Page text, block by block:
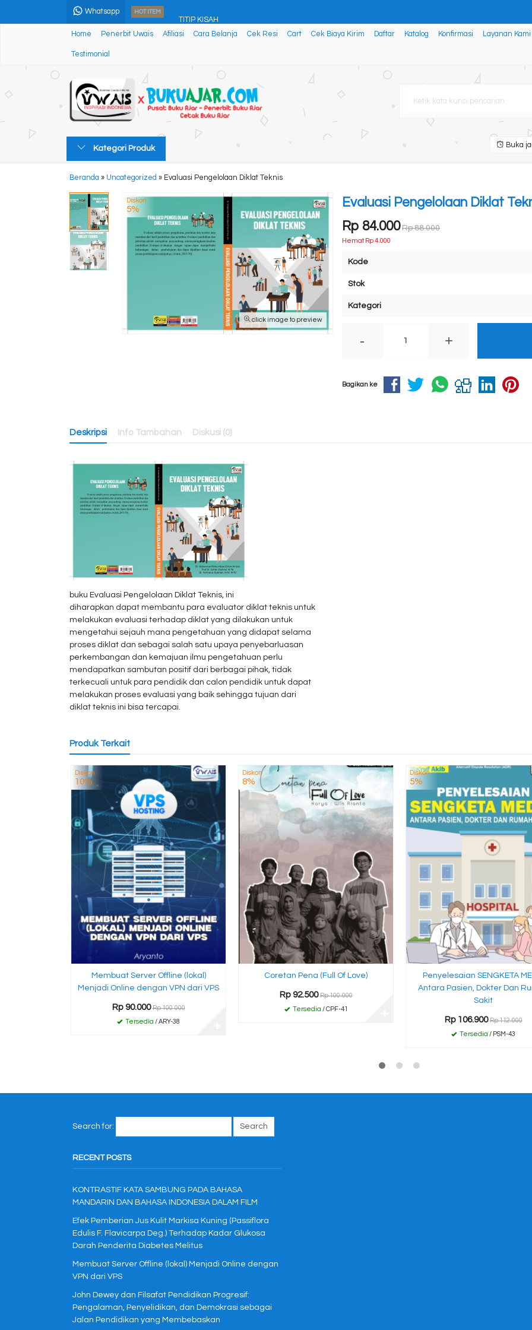
Whatsapp HOT ITEM
USING SCENARIO OF EVENTS IN TEACHING TENSES FOR
Kumpulan Puisi dan Novelet: KUPILIH KAU DENGAN SEP
Materi Dasar Pendidikan Islam
PENYAKIT TROPIS
Home Penerbit Uwais Afiliasi Cara Belanja Cek Resi Cart Cek Biaya Kirim Daftar Katalog Konfirmasi Layanan Kami
Testimonial
Kategori Produk Buka
Beranda » Uncategorized » Evaluasi Pengelolaan Diklat Teknis
click image to preview
Diskon
5%
Evaluasi Pengelolaan Diklat
Rp 84.000 Rp 88.000
Hemat Rp 4.000
Kode
Stok
Kategori
- +
Bagikan ke
Deskripsi Info Tambahan Diskusi (0)
buku Evaluasi Pengelolaan Diklat Teknis, ini
diharapkan dapat membantu para evaluator diklat teknis untuk
melakukan evaluasi terhadap diklat yang dilakukan untuk
mengetahui sejauh mana pengetahuan yang didapat selama
proses diklat dan sebagai salah satu upaya penyebarluasan
perkembangan dan kemajuan ilmu pengetahuan perlu
mendapatkan sambutan positif dari berbagai pihak, tidak
terkecuali untuk para pendidik dan calon pendidik untuk dapat
melakukan proses evaluasi yang baik sehingga tujuan dari
diklat teknis ini bisa tercapai.
Produk Terkait
Diskon
10%
Membuat Server Offline (lokal)
Menjadi Online dengan VPN dari VPS
Rp 90.000 Rp 100.000
Tersedia / ARY-38
Diskon
8%
Coretan Pena (Full Of Love)
Rp 92.500 Rp 100.000
Tersedia / CPF-41
Diskon
5%
Penyelesaian SENGKETA
Antara Pasien, Dokter Dan
Sakit
Rp 106.900 Rp 112.000
Tersedia / PSM-43
Search for:
RECENT POSTS
KONTRASTIF KATA SAMBUNG PADA BAHASA
MANDARIN DAN BAHASA INDONESIA DALAM FILM
Efek Pemberian Jus Kulit Markisa Kuning (Passiflora
Edulis F. Flavicarpa Deg.) Terhadap Kadar Glukosa
Darah Penderita Diabetes Melitus
Membuat Server Offline (lokal) Menjadi Online dengan
VPN dari VPS
John Dewey dan Filsafat Pendidikan Progresif:
Pengalaman, Penyelidikan, dan Demokrasi sebagai
Jalan Pendidikan yang Membebaskan